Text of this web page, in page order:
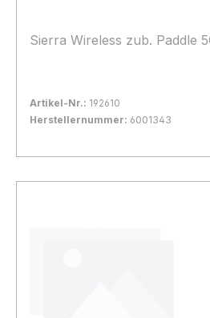
Sierra Wireless zub. Paddle
Artikel-Nr.: 192610
Herstellernummer: 6001343
In den Warenkorb